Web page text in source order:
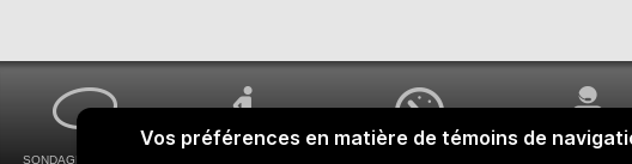
SONDAGES MA VOIX